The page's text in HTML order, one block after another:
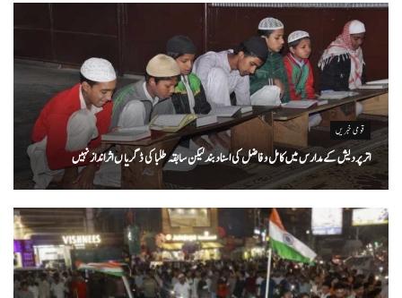
قومی خبریں
اتر پردیش کےمدارس میں کامل و فاضل کی اسناد بند لیکن سابقہ طلبا کی ڈگریا ں اثرانداز نہیں